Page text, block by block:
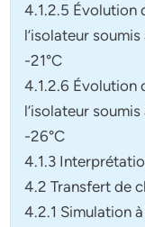
4.1.2.5 Évolution
l’isolateur
-21°C
4.1.2.6 Évolution
l’isolateur
-26°C
4.1.3
4.2 Transfert de
4.2.1 Simulation